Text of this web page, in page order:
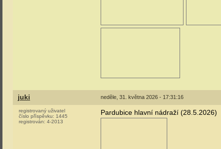
juki neděle, 31. května 2026 - 17:31:16
registrovaný uživatel
číslo příspěvku: 1445
registrován: 4-2013
Pardubice hlavní nádraží (28.5.2026)